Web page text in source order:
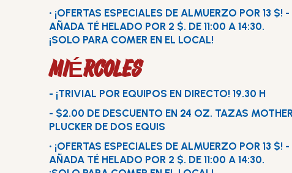
• ¡OFERTAS ESPECIALES DE ALMUERZO POR 13 $! -
AÑADA TÉ HELADO POR 2 $. DE 11:00 A 14:30.
¡SOLO PARA COMER EN EL LOCAL!
MIÉRCOLES
- ¡TRIVIAL POR EQUIPOS EN DIRECTO! 19.30 H
- $2.00 DE DESCUENTO EN 24 OZ. TAZAS
PLUCKER DE DOS EQUIS
• ¡OFERTAS ESPECIALES DE ALMUERZO POR 13 $! -
AÑADA TÉ HELADO POR 2 $. DE 11:00 A 14:30.